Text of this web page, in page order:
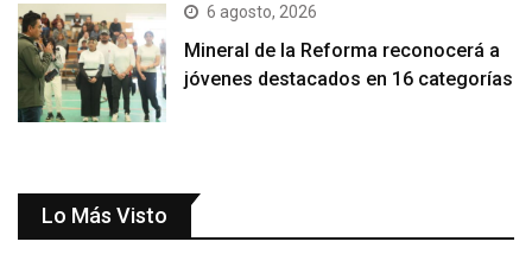
6 agosto, 2026
Mineral de la Reforma reconocerá a
jóvenes destacados en 16 categorías
Lo Más Visto